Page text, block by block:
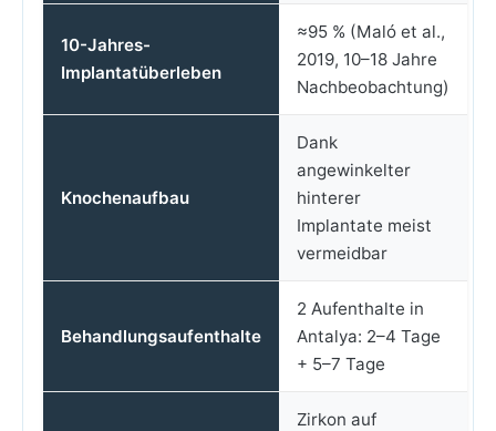
10-Jahres-
Implantatüberleben
≈95 % (Maló et al.,
2019, 10–18 Jahre
Nachbeobachtung)
Knochenaufbau
Dank
angewinkelter
hinterer
Implantate meist
vermeidbar
Behandlungsaufenthalte
2 Aufenthalte in
Antalya: 2–4 Tage
+ 5–7 Tage
Zirkon auf